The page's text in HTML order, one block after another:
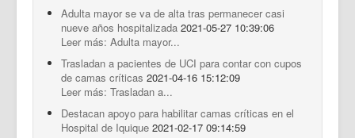
Adulta mayor se va de alta tras permanecer casi
nueve años hospitalizada 2021-05-27 10:39:06
Leer más: Adulta mayor...
Trasladan a pacientes de UCI para contar con cupos
de camas críticas 2021-04-16 15:12:09
Leer más: Trasladan a...
Destacan apoyo para habilitar camas críticas en el
Hospital de Iquique 2021-02-17 09:14:59